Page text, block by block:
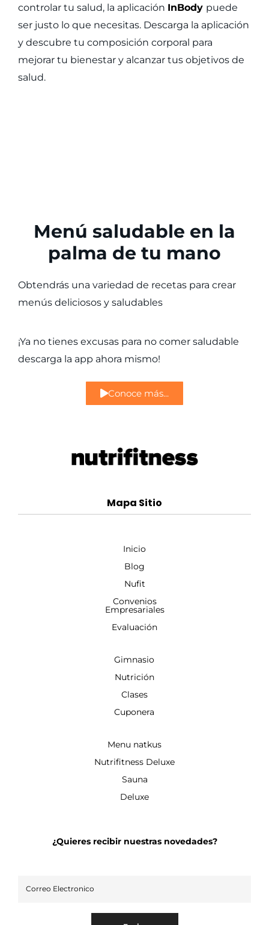
controlar tu salud, la aplicación InBody puede
ser justo lo que necesitas. Descarga la aplicación
y descubre tu composición corporal para
mejorar tu bienestar y alcanzar tus objetivos de
salud.
Menú saludable en la
palma de tu mano
Obtendrás una variedad de recetas para crear
menús deliciosos y saludables
¡Ya no tienes excusas para no comer saludable
descarga la app ahora mismo!
Conoce más...
Mapa Sitio
Inicio
Blog
Nufit
Convenios
Empresariales
Evaluación
Gimnasio
Nutrición
Clases
Cuponera
Menu natkus
Nutrifitness Deluxe
Sauna
Deluxe
¿Quieres recibir nuestras novedades?